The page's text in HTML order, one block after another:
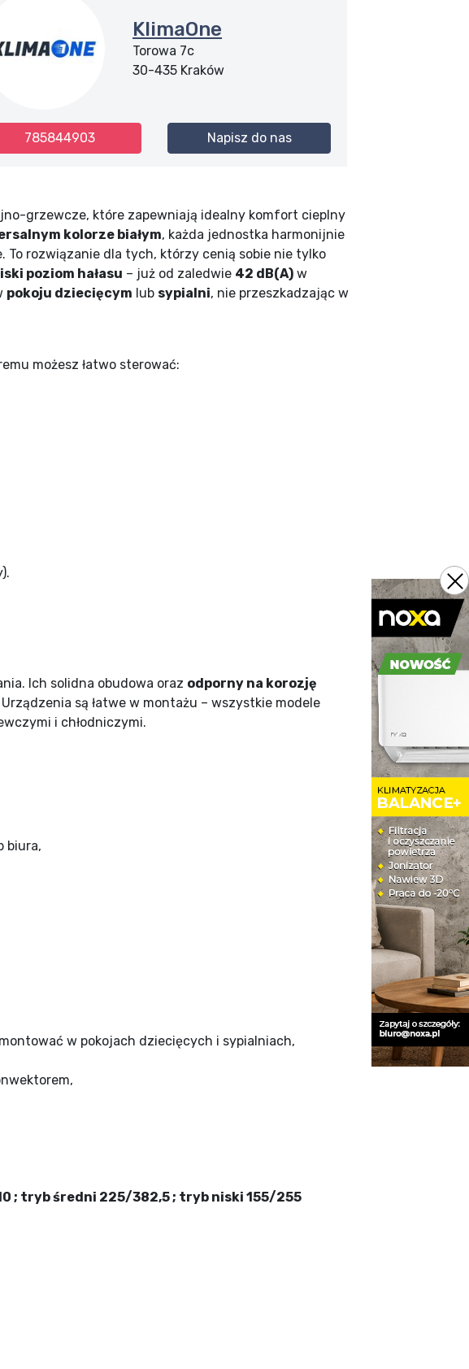
KlimaOne
Torowa 7c
30-435 Kraków
785844903 Napisz do nas
grzewcze, które zapewniają idealny komfort cieplny
kolorze białym, każda jednostka harmonijnie
To rozwiązanie dla tych, którzy cenią sobie nie tylko
poziom hałasu – już od zaledwie 42 dB(A) w
pokoju dziecięcym lub sypialni, nie przeszkadzając w
możesz łatwo sterować:
Ich solidna obudowa oraz odporny na korozję
są łatwe w montażu – wszystkie modele
i chłodniczymi.
biura,
w pokojach dziecięcych i sypialniach,
; tryb średni 225/382,5 ; tryb niski 155/255